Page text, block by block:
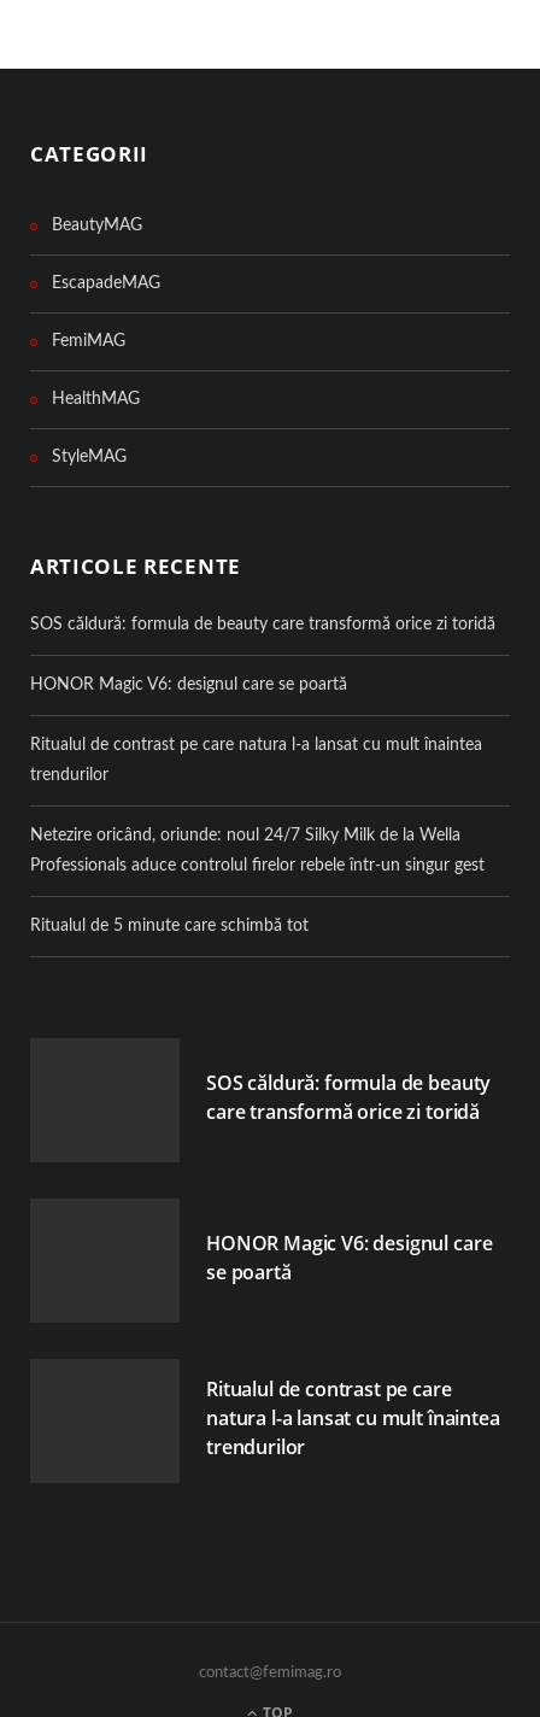
CATEGORII
BeautyMAG
EscapadeMAG
FemiMAG
HealthMAG
StyleMAG
ARTICOLE RECENTE
SOS căldură: formula de beauty care transformă orice zi toridă
HONOR Magic V6: designul care se poartă
Ritualul de contrast pe care natura l-a lansat cu mult înaintea
trendurilor
Netezire oricând, oriunde: noul 24/7 Silky Milk de la Wella
Professionals aduce controlul firelor rebele într-un singur gest
Ritualul de 5 minute care schimbă tot
SOS căldură: formula de beauty
care transformă orice zi toridă
HONOR Magic V6: designul care
se poartă
Ritualul de contrast pe care
natura l-a lansat cu mult înaintea
trendurilor
contact@femimag.ro
TOP